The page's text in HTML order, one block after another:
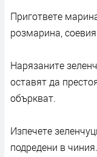
Пригответе
розмарина,
Нарязаните
оставят да
объркват.
Изпечете
подредени в чиния.